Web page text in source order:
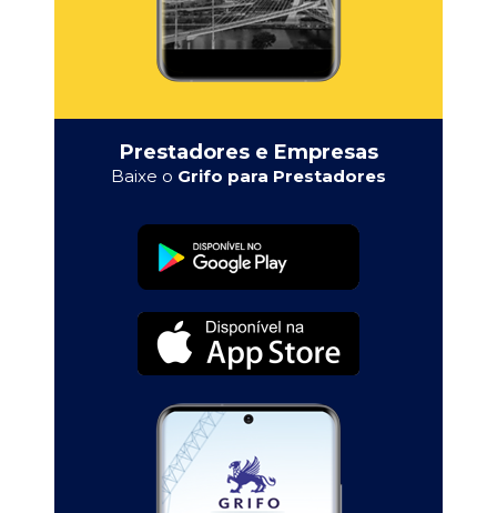
Prestadores e Empresas
Baixe o Grifo para Prestadores